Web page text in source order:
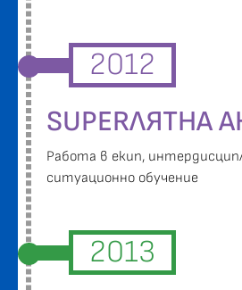
2012
SUPERЛЯТНА
Работа в екип,
ситуационно обучение
2013